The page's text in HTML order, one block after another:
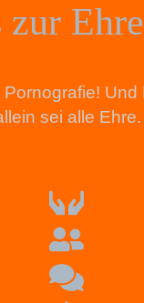
sei alle Ehre.